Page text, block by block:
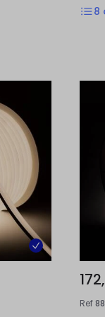
8
Ref